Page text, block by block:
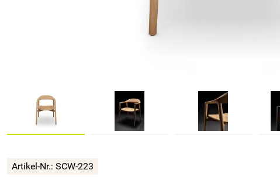
Artikel-Nr.: SCW-223